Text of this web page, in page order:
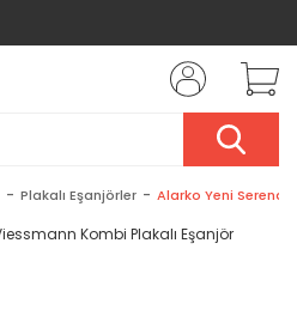
Plakalı Eşanjörler Alarko Yeni Serena